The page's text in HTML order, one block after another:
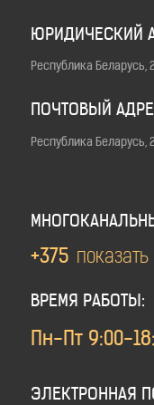
ЮРИДИЧЕСКИЙ
Республика Беларусь,
ПОЧТОВЫЙ
Республика Беларусь,
+375
ВРЕМЯ РАБОТЫ:
Пн-Пт 9:00-
ЭЛЕКТРОННАЯ